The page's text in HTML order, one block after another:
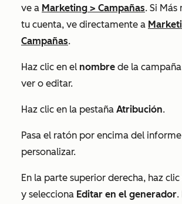
ve a Marketing > Campañas. Si Más
tu cuenta, ve directamente a
Campañas.
Haz clic en el nombre de la
ver o editar.
Haz clic en la pestaña Atribución.
Pasa el ratón por encima del informe
personalizar.
En la parte superior derecha, haz clic
y selecciona Editar en el generador.